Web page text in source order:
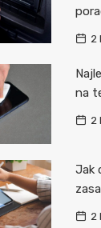
2
na
2
Jak
2